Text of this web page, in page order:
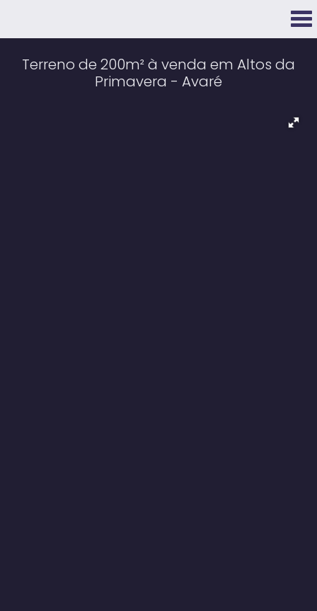
Terreno de 200m² à venda em Altos da
Primavera - Avaré